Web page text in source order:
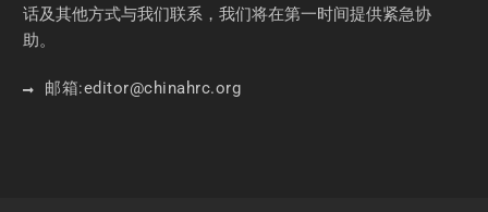
话及其他方式与我们联系，我们将在第一时间提供紧急协
助。
邮箱:editor@chinahrc.org